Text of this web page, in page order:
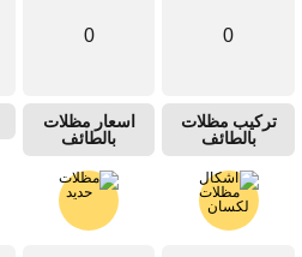
0
تركيب مظلات
بالطائف
0
اسعار مظلات
بالطائف